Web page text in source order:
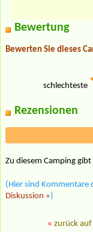
Bewertung
Bewerten Sie dieses
schlechteste
Rezensionen
Zu diesem Camping
(Hier sind Kommentare
Diskussion »)
« zurück